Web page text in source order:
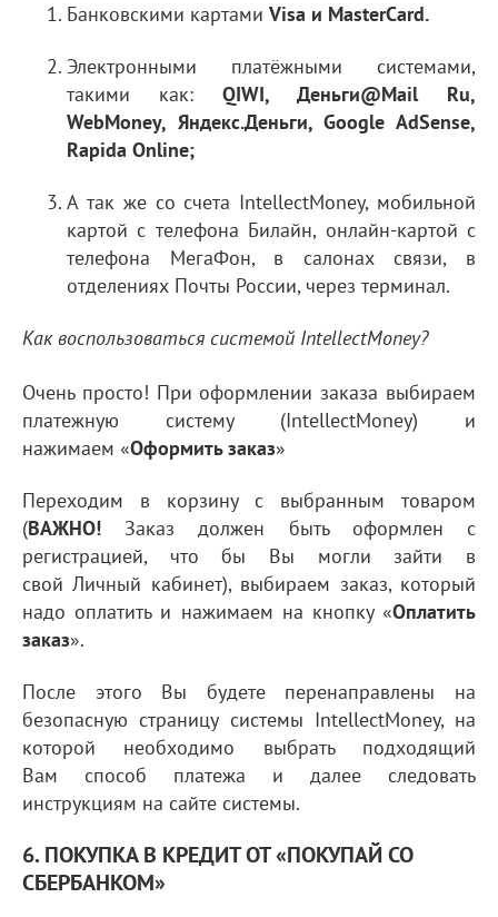
Банковскими картами Visa и MasterCard.
Электронными платёжными системами,
такими как: QIWI, Деньги@Mail Ru,
WebMoney, Яндекс.Деньги, Google AdSense,
Rapida Online;
А так же со счета IntellectMoney, мобильной
картой с телефона Билайн, онлайн-картой с
телефона МегаФон, в салонах связи, в
отделениях Почты России, через терминал.
Как воспользоваться системой IntellectMoney?
Очень просто! При оформлении заказа выбираем
платежную систему (IntellectMoney) и
нажимаем «Оформить заказ»
Переходим в корзину с выбранным товаром
(ВАЖНО! Заказ должен быть оформлен с
регистрацией, что бы Вы могли зайти в
свой Личный кабинет), выбираем заказ, который
надо оплатить и нажимаем на кнопку «Оплатить
заказ».
После этого Вы будете перенаправлены на
безопасную страницу системы IntellectMoney, на
которой необходимо выбрать подходящий
Вам способ платежа и далее следовать
инструкциям на сайте системы.
6. ПОКУПКА В КРЕДИТ ОТ «ПОКУПАЙ СО
СБЕРБАНКОМ»